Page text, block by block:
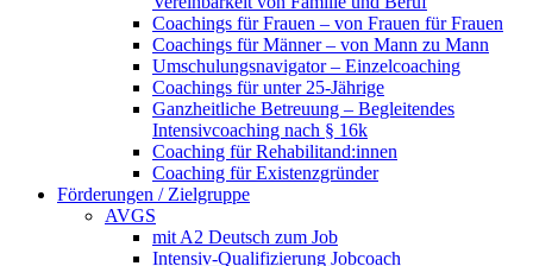
Coachings für Frauen – von Frauen für Frauen
Coachings für Männer – von Mann zu Mann
Umschulungsnavigator – Einzelcoaching
Coachings für unter 25-Jährige
Ganzheitliche Betreuung – Begleitendes
Intensivcoaching nach § 16k
Coaching für Rehabilitand:innen
Coaching für Existenzgründer
Förderungen / Zielgruppe
AVGS
mit A2 Deutsch zum Job
Intensiv-Qualifizierung Jobcoach